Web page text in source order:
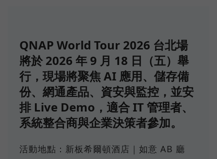
QNAP World Tour 2026 台北場
將於 2026 年 9 月 18 日（五）舉
行，現場將聚焦 AI 應用、儲存備
份、網通產品、資安與監控，並安
排 Live Demo，適合 IT 管理者、
系統整合商與企業決策者參加。
活動地點：新板希爾頓酒店｜如意 AB 廳